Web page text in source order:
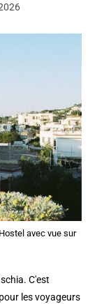
avec vue sur
C'est
les voyageurs